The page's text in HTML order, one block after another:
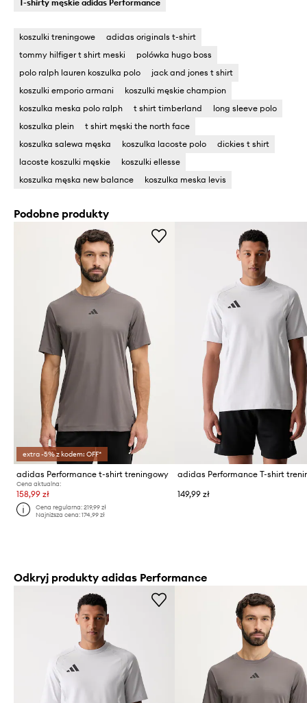
T-shirty męskie adidas Performance
koszulki treningowe
adidas originals t-shirt
tommy hilfiger t shirt meski
polówka hugo boss
polo ralph lauren koszulka polo
jack and jones t shirt
koszulki emporio armani
koszulki męskie champion
koszulka meska polo ralph
t shirt timberland
long sleeve polo
koszulka plein
t shirt męski the north face
koszulka salewa męska
koszulka lacoste polo
dickies t shirt
lacoste koszulki męskie
koszulki ellesse
koszulka męska new balance
koszulka meska levis
Podobne produkty
extra -5% z kodem: OFF*
adidas Performance t-shirt treningowy
Cena aktualna:
158,99 zł
Cena regularna:219,99 zł
Najniższa cena:174,99 zł
149,99 zł
Odkryj produkty adidas Performance